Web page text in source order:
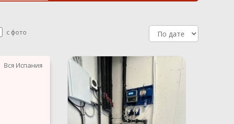
с фото
Вся Испания